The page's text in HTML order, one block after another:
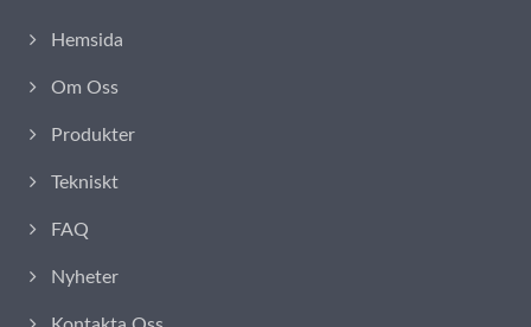
Hemsida
Om Oss
Produkter
Tekniskt
FAQ
Nyheter